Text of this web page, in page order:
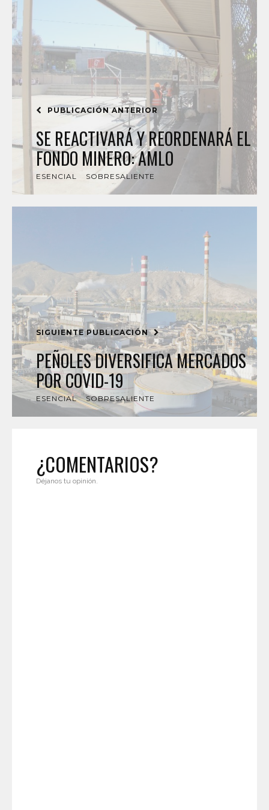
PUBLICACIÓN ANTERIOR
SE REACTIVARÁ Y REORDENARÁ EL
FONDO MINERO: AMLO
ESENCIAL SOBRESALIENTE
SIGUIENTE PUBLICACIÓN
PEÑOLES DIVERSIFICA MERCADOS
POR COVID-19
ESENCIAL SOBRESALIENTE
¿COMENTARIOS?
Déjanos tu opinión.